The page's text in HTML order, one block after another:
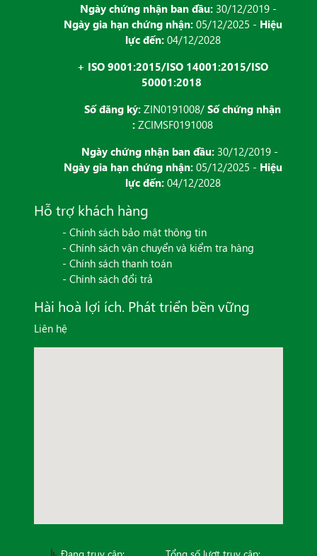
Ngày chứng nhận ban đầu: 30/12/2019 -
Ngày gia hạn chứng nhận:05/12/2025 - Hiệu
lực đến:04/12/2028
+ ISO 9001:2015/ISO 14001:2015/ISO
50001:2018
Số đăng ký: ZIN0191008/ Số chứng nhận
: ZCIMSF0191008
Ngày chứng nhận ban đầu: 30/12/2019 -
Ngày gia hạn chứng nhận:05/12/2025 - Hiệu
lực đến:04/12/2028
Hỗ trợ khách hàng
- Chính sách bảo mật thông tin
- Chính sách vận chuyển và kiểm tra hàng
- Chính sách thanh toán
- Chính sách đổi trả
Hài hoà lợi ích. Phát triển bền vững
Liên hệ
Đang truy cập: Tổng số lượt truy cập: